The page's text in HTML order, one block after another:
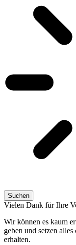
Suchen
Vielen Dank für Ihre
Wir können es kaum
geben und setzen
erhalten.